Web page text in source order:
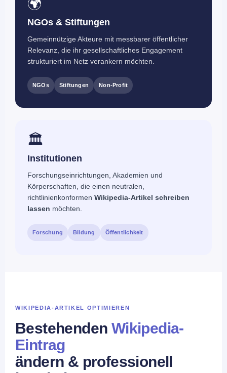
🌍
NGOs & Stiftungen
Gemeinnützige Akteure mit messbarer öffentlicher
Relevanz, die ihr gesellschaftliches Engagement
strukturiert im Netz verankern möchten.
NGOs Stiftungen Non-Profit
🏛️
Institutionen
Forschungseinrichtungen, Akademien und
Körperschaften, die einen neutralen,
richtlinienkonformen Wikipedia-Artikel schreiben
lassen möchten.
Forschung Bildung Öffentlichkeit
WIKIPEDIA-ARTIKEL OPTIMIEREN
Bestehenden Wikipedia-
Eintrag
ändern & professionell